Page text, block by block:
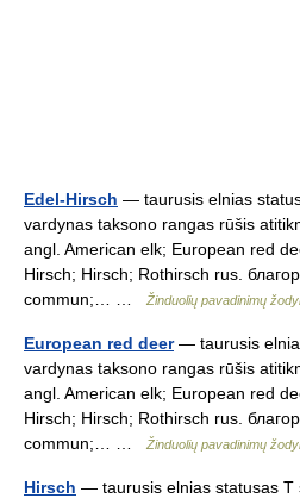
Edel-Hirsch — taurusis elnias
vardynas taksono rangas rūšis
angl. American elk; European red
Hirsch; Hirsch; Rothirsch rus.
commun;… …
Žinduolių pavadinimų
European red deer— taurusis
vardynas taksono rangas rūšis
angl. American elk; European red
Hirsch; Hirsch; Rothirsch rus.
commun;… …
Žinduolių pavadinimų
Hirsch — taurusis elnias statusas T